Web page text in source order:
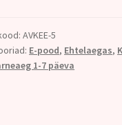
AVKEE-5
E-pood, Ehtelaegas,
1-7 päeva